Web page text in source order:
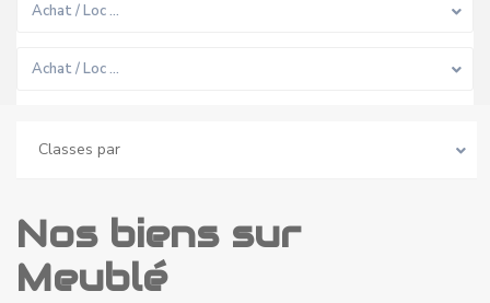
Achat / Loc …
Achat / Loc …
Classes par
Nos biens sur
Meublé